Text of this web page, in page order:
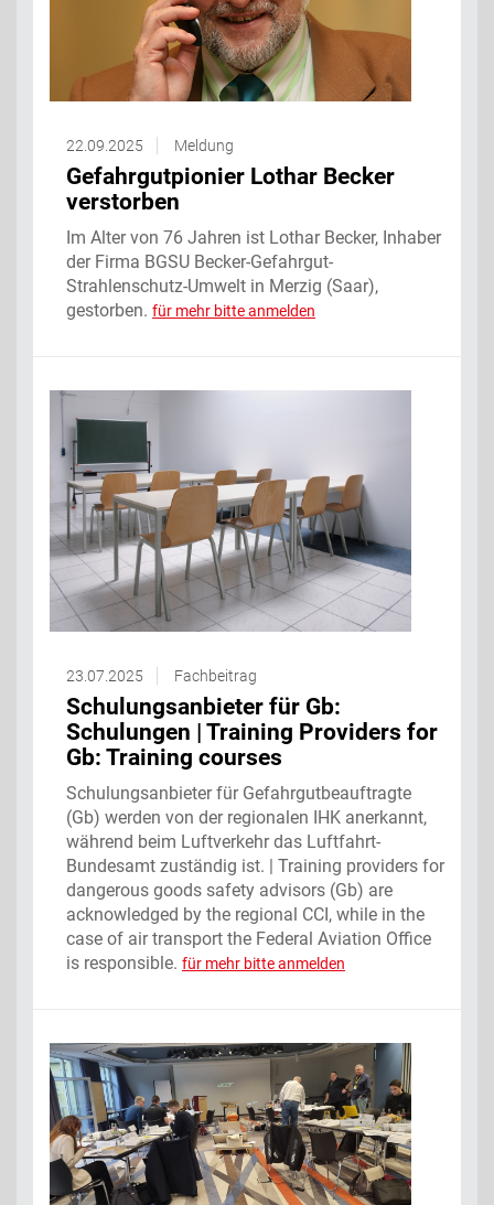
22.09.2025 Meldung
Gefahrgutpionier Lothar Becker
verstorben
Im Alter von 76 Jahren ist Lothar Becker, Inhaber
der Firma BGSU Becker-Gefahrgut-
Strahlenschutz-Umwelt in Merzig (Saar),
gestorben. für mehr bitte anmelden
23.07.2025 Fachbeitrag
Schulungsanbieter für Gb:
Schulungen | Training Providers for
Gb: Training courses
Schulungsanbieter für Gefahrgutbeauftragte
(Gb) werden von der regionalen IHK anerkannt,
während beim Luftverkehr das Luftfahrt-
Bundesamt zuständig ist. | Training providers for
dangerous goods safety advisors (Gb) are
acknowledged by the regional CCI, while in the
case of air transport the Federal Aviation Office
is responsible. für mehr bitte anmelden